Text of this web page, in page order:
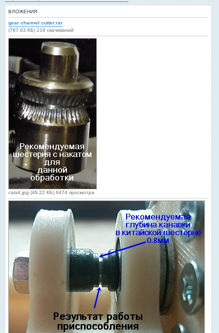
е
с
о
о
б
щ
е
ВЛОЖЕНИЯ
gear channel cutter.rar
(787.63 КБ) 216 скачиваний
cats4.jpg (49.22 КБ) 6474 просмотра